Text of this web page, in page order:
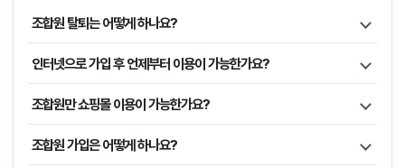
조합원 탈퇴는 어떻게 하나요?
인터넷으로 가입 후 언제부터 이용이 가능한가요?
조합원만 쇼핑몰 이용이 가능한가요?
조합원 가입은 어떻게 하나요?